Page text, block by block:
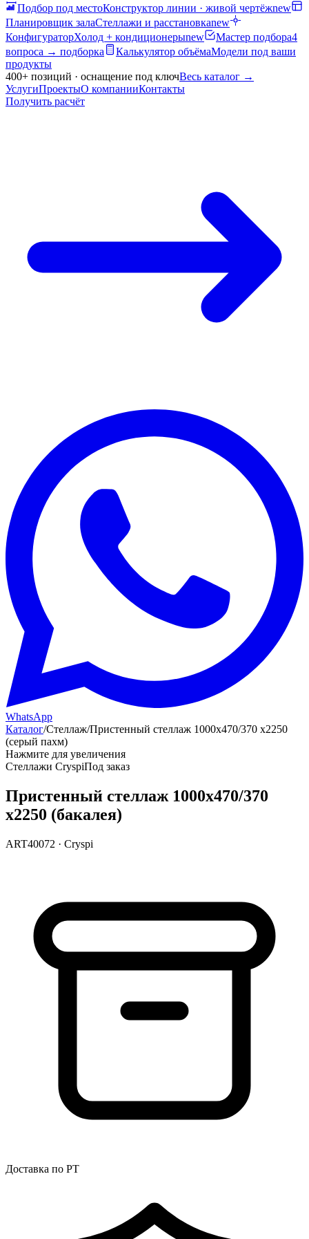
Подбор под местоКонструктор линии · живой чертёжnew
Планировщик залаСтеллажи и расстановкаnew
КонфигураторХолод + кондиционерыnew Мастер подбора4
вопроса → подборка
Калькулятор объёмаМодели под ваши
продукты
400+ позиций · оснащение под ключВесь каталог →
УслугиПроектыО компанииКонтакты
Получить расчёт
WhatsApp
Каталог/Стеллаж/Пристенный стеллаж 1000х470/370 х2250
(серый пахм)
Нажмите для увеличения
Стеллажи CryspiПод заказ
Пристенный стеллаж 1000х470/370
х2250 (бакалея)
ART40072 · Cryspi
Доставка по РТ